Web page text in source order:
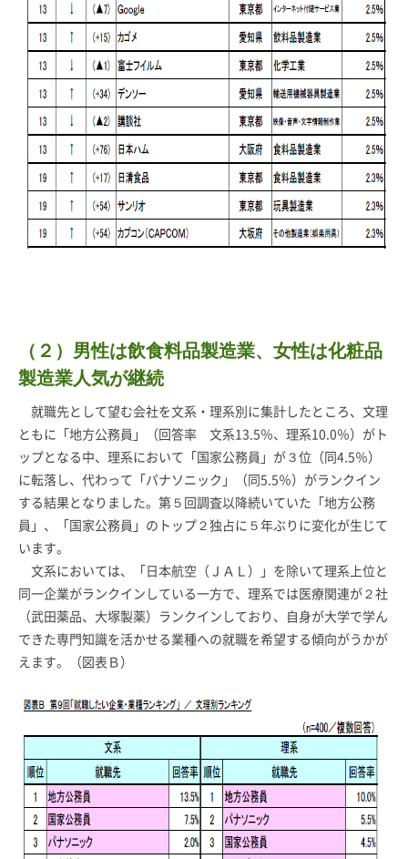
（２）男性は飲食料品製造業、女性は化粧品
製造業人気が継続
就職先として望む会社を文系・理系別に集計したところ、文理
ともに「地方公務員」（回答率 文系13.5％、理系10.0％）がト
ップとなる中、理系において「国家公務員」が３位（同4.5％）
に転落し、代わって「パナソニック」（同5.5％）がランクイン
する結果となりました。第５回調査以降続いていた「地方公務
員」、「国家公務員」のトップ２独占に５年ぶりに変化が生じて
います。
文系においては、「日本航空（ＪＡＬ）」を除いて理系上位と
同一企業がランクインしている一方で、理系では医療関連が２社
（武田薬品、大塚製薬）ランクインしており、自身が大学で学ん
できた専門知識を活かせる業種への就職を希望する傾向がうかが
えます。（図表Ｂ）